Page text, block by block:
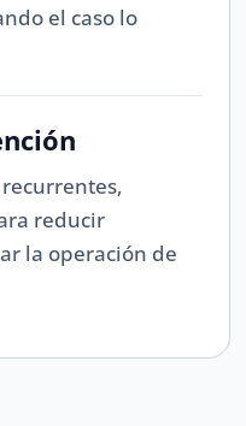
el caso lo
reducir
la operación de